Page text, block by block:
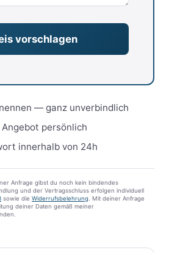
— ganz unverbindlich
persönlich
innerhalb von 24h
Anfrage gibst du noch kein bindendes
und der Vertragsschluss erfolgen individuell
sowie die Widerrufsbelehrung . Mit deiner Anfrage
deiner Daten gemäß meiner